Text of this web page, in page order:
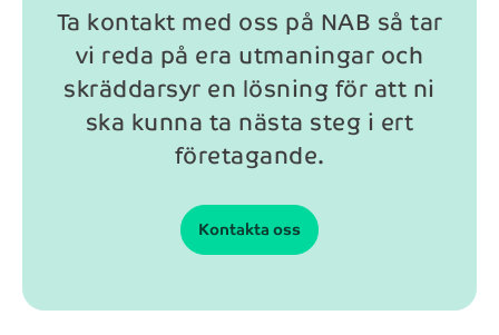
Ta kontakt med oss på NAB så tar
vi reda på era utmaningar och
skräddarsyr en lösning för att ni
ska kunna ta nästa steg i ert
företagande.
Kontakta oss